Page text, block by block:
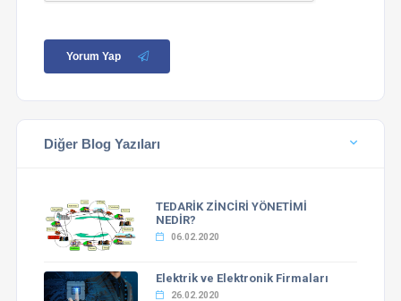
Yorum Yap
Diğer Blog Yazıları
TEDARİK ZİNCİRİ YÖNETİMİ
NEDİR?
06.02.2020
Elektrik ve Elektronik Firmaları
26.02.2020